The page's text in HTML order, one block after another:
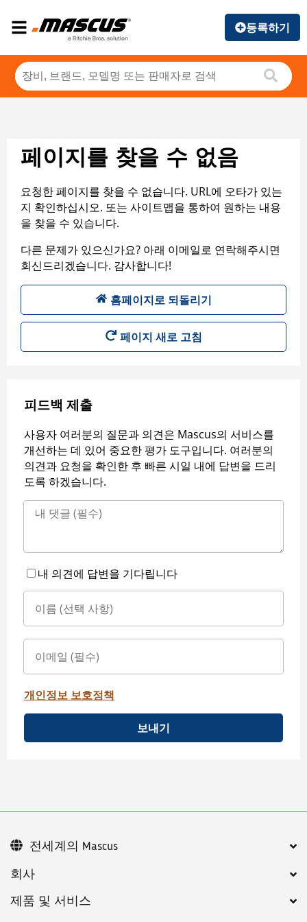
등록하기
페이지를 찾을 수 없음
요청한 페이지를 찾을 수 없습니다. URL에 오타가 있는
지 확인하십시오. 또는 사이트맵을 통하여 원하는 내용
을 찾을 수 있습니다.
다른 문제가 있으신가요? 아래 이메일로 연락해주시면
회신드리겠습니다. 감사합니다!
홈페이지로 되돌리기
페이지 새로 고침
피드백 제출
사용자 여러분의 질문과 의견은 Mascus의 서비스를
개선하는 데 있어 중요한 평가 도구입니다. 여러분의
의견과 요청을 확인한 후 빠른 시일 내에 답변을 드리
도록 하겠습니다.
내 의견에 답변을 기다립니다
개인정보 보호정책
보내기
회사
제품 및 서비스
전세계의 Mascus